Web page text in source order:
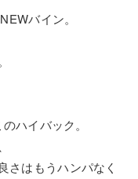
バイン。
ハイバック。
さはもうハンパなく